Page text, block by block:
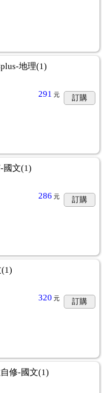
地理(1)
291 元 訂購
國文(1)
286 元 訂購
320 元 訂購
修-國文(1)